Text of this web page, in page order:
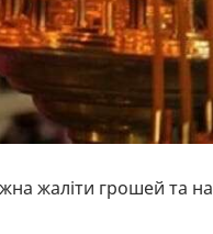
жаліти грошей та на